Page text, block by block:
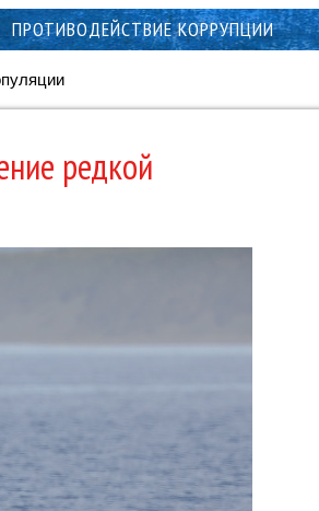
ПРОТИВОДЕЙСТВИЕ КОРРУПЦИИ
редкой